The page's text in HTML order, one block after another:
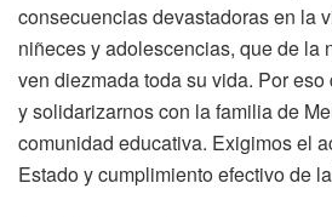
consecuencias devastadoras en la
niñeces y adolescencias, que de la
ven diezmada toda su vida. Por
y solidarizarnos con la familia de
comunidad educativa. Exigimos el
Estado y cumplimiento efectivo de